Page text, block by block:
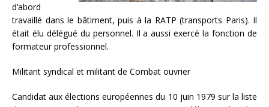
d’abord
travaillé dans le bâtiment, puis à la RATP (transports Paris). Il
était élu délégué du personnel. Il a aussi exercé la fonction de
formateur professionnel.
Militant syndical et militant de Combat ouvrier
Candidat aux élections européennes du 10 juin 1979 sur la liste